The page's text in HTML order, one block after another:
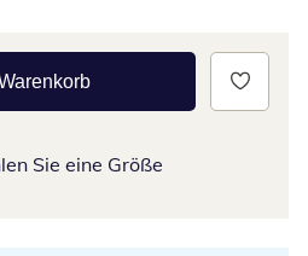
Sie eine Größe